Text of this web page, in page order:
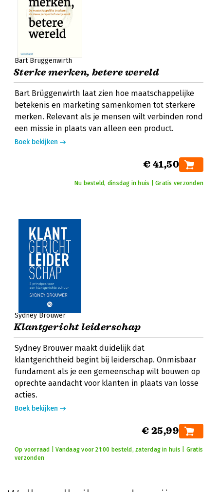
Bart Brüggenwirth
Sterke merken, betere wereld
Bart Brüggenwirth laat zien hoe maatschappelijke
betekenis en marketing samenkomen tot sterkere
merken. Relevant als je mensen wilt verbinden rond
een missie in plaats van alleen een product.
Boek bekijken
€ 41,50
Nu besteld, dinsdag in huis | Gratis verzonden
Sydney Brouwer
Klantgericht leiderschap
Sydney Brouwer maakt duidelijk dat
klantgerichtheid begint bij leiderschap. Onmisbaar
fundament als je een gemeenschap wilt bouwen op
oprechte aandacht voor klanten in plaats van losse
acties.
Boek bekijken
€ 25,99
Op voorraad | Vandaag voor 21:00 besteld, zaterdag in huis | Gratis
verzonden